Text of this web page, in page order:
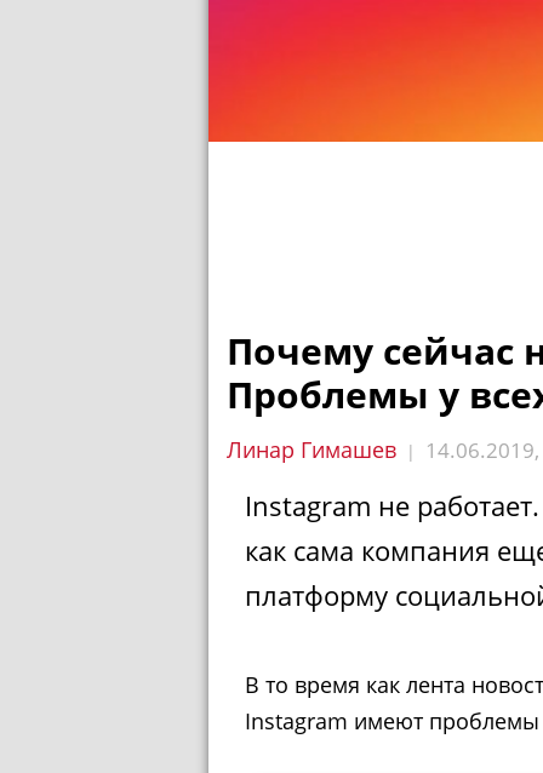
Почему сейчас
Проблемы у
Линар Гимашев |
Instagram не
как сама компания
платформу
В то время как лента
Instagram имеют проблемы